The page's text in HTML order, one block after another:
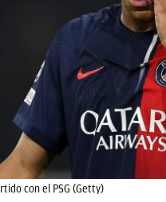
con el PSG (Getty)